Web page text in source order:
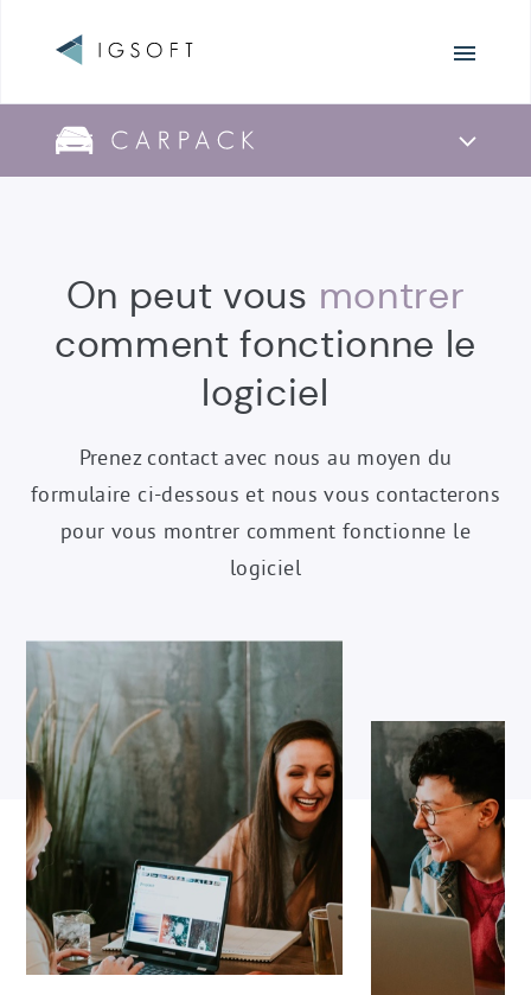
CarPack
-
On peut vous montrer
comment fonctionne le
logiciel
Prenez contact avec nous au moyen du
formulaire ci-dessous et nous vous contacterons
pour vous montrer comment fonctionne le
logiciel
Navigation
Navigation
CarPack